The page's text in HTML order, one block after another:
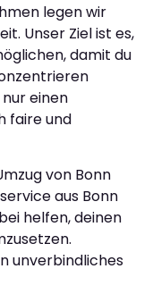
legen wir
Unser Ziel ist es,
damit du
einen
faire und
von Bonn
aus Bonn
helfen, deinen
unverbindliches